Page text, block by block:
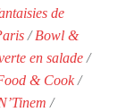
de
/Bowl &
en salade/
& Cook/
/